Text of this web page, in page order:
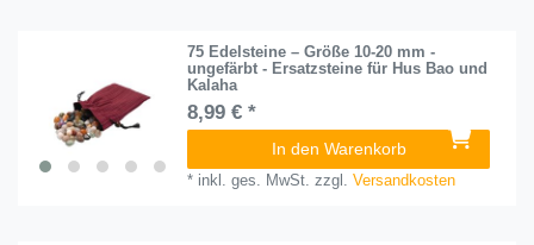
75 Edelsteine – Größe 10-20 mm -
ungefärbt - Ersatzsteine für Hus Bao und
Kalaha
8,99 € *
In den Warenkorb
* inkl. ges. MwSt. zzgl.Versandkosten